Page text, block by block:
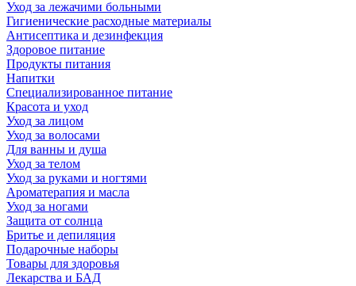
Уход за лежачими больными
Гигиенические расходные материалы
Антисептика и дезинфекция
Здоровое питание
Продукты питания
Напитки
Специализированное питание
Красота и уход
Уход за лицом
Уход за волосами
Для ванны и душа
Уход за телом
Уход за руками и ногтями
Ароматерапия и масла
Уход за ногами
Защита от солнца
Бритье и депиляция
Подарочные наборы
Товары для здоровья
Лекарства и БАД